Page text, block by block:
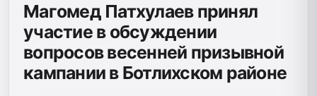
Магомед Патхулаев принял
участие в обсуждении
вопросов весенней призывной
кампании в Ботлихском районе